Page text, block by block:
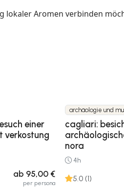
Aromen verbinden
einer
verkostung
ab 95,00 €
per persona
archäologie und
cagliari:
nora
4h
5.0 (1)